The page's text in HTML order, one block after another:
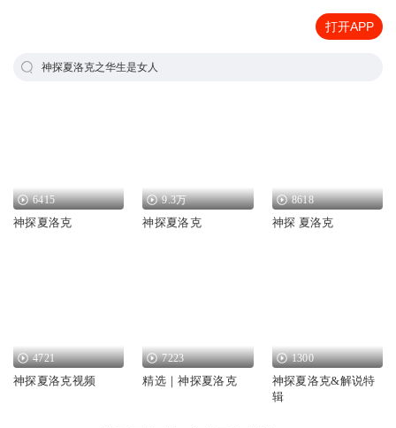
打开APP
神探夏洛克之华生是女人
6415
神探夏洛克
9.3万
神探夏洛克
8618
神探 夏洛克
4721
神探夏洛克视频
7223
精选｜神探夏洛克
1300
神探夏洛克&解说特
辑